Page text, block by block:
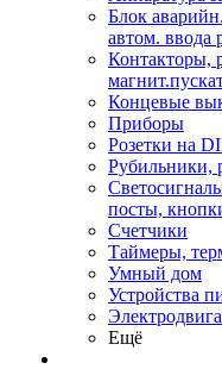
Блок
автом. ввода
Контакторы,
Концевые
Приборы
Розетки на
Рубильники,
посты,
Счетчики
Таймеры,
Умный дом
Устройства
Ещё